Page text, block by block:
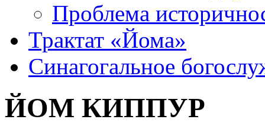
Проблема
Трактат «Йома»
Синагогальное
ЙОМ КИППУР